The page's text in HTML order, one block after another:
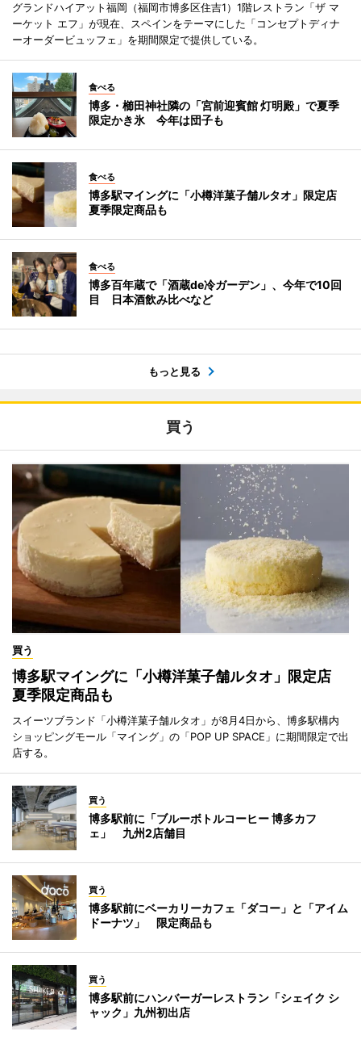
グランドハイアット福岡（福岡市博多区住吉1）1階レストラン「ザ マ
ーケット エフ」が現在、スペインをテーマにした「コンセプトディナ
ーオーダービュッフェ」を期間限定で提供している。
食べる
博多・櫛田神社隣の「宮前迎賓館 灯明殿」で夏季
限定かき氷 今年は団子も
食べる
博多駅マイングに「小樽洋菓子舗ルタオ」限定店
夏季限定商品も
食べる
博多百年蔵で「酒蔵de冷ガーデン」、今年で10回
目 日本酒飲み比べなど
もっと見る
買う
買う
博多駅マイングに「小樽洋菓子舗ルタオ」限定店
夏季限定商品も
スイーツブランド「小樽洋菓子舗ルタオ」が8月4日から、博多駅構内
ショッピングモール「マイング」の「POP UP SPACE」に期間限定で出
店する。
買う
博多駅前に「ブルーボトルコーヒー 博多カフ
ェ」 九州2店舗目
買う
博多駅前にベーカリーカフェ「ダコー」と「アイム
ドーナツ」 限定商品も
買う
博多駅前にハンバーガーレストラン「シェイク シ
ャック」九州初出店